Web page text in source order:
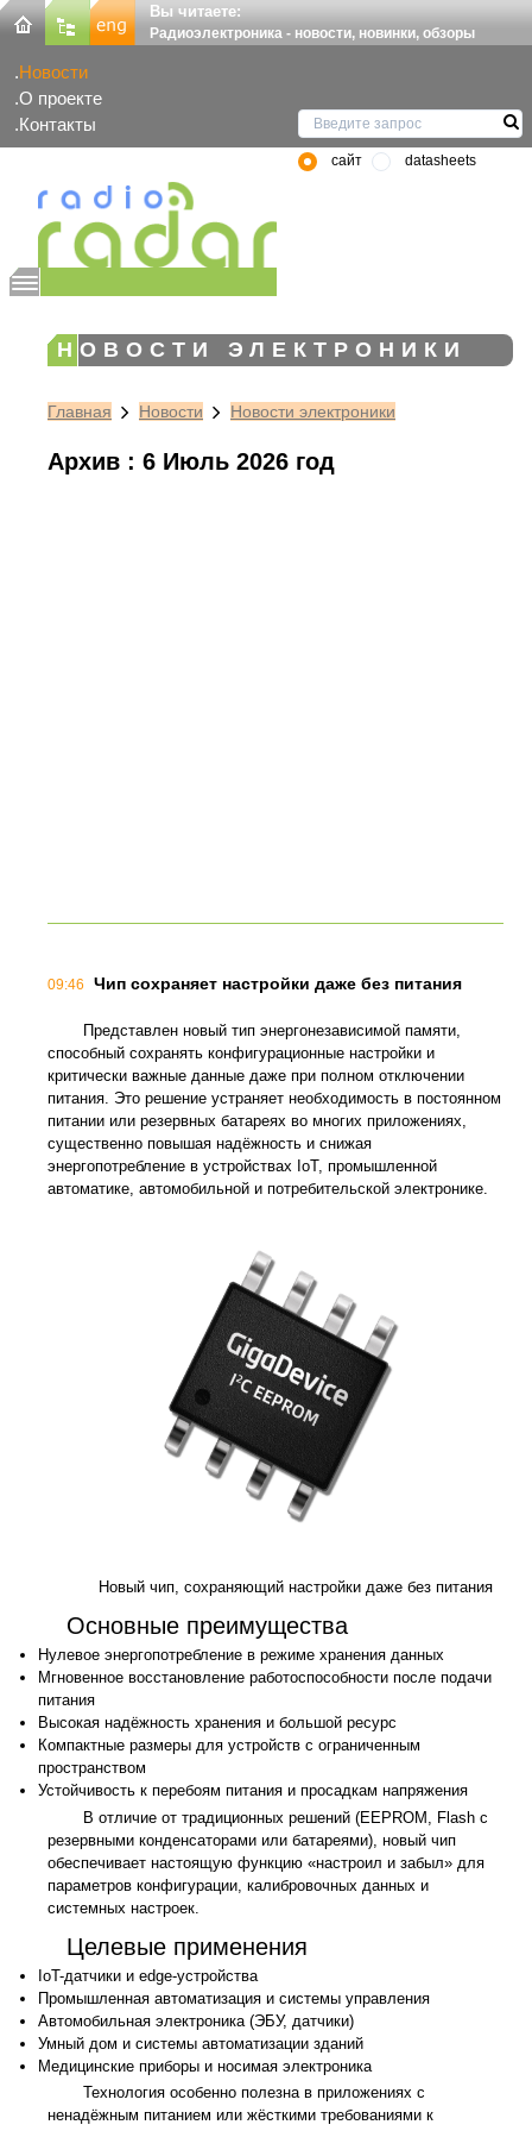
Вы читаете:
Радиоэлектроника - новости, новинки, обзоры
Новости
О проекте
Контакты
сайт datasheets
НОВОСТИ ЭЛЕКТРОНИКИ
Главная Новости Новости электроники
Архив : 6 Июль 2026 год
09:46 Чип сохраняет настройки даже без питания
Представлен новый тип энергонезависимой памяти,
способный сохранять конфигурационные настройки и
критически важные данные даже при полном отключении
питания. Это решение устраняет необходимость в постоянном
питании или резервных батареях во многих приложениях,
существенно повышая надёжность и снижая
энергопотребление в устройствах IoT, промышленной
автоматике, автомобильной и потребительской электронике.
Новый чип, сохраняющий настройки даже без питания
Основные преимущества
Нулевое энергопотребление в режиме хранения данных
Мгновенное восстановление работоспособности после подачи
питания
Высокая надёжность хранения и большой ресурс
Компактные размеры для устройств с ограниченным
пространством
Устойчивость к перебоям питания и просадкам напряжения
В отличие от традиционных решений (EEPROM, Flash с
резервными конденсаторами или батареями), новый чип
обеспечивает настоящую функцию «настроил и забыл» для
параметров конфигурации, калибровочных данных и
системных настроек.
Целевые применения
IoT-датчики и edge-устройства
Промышленная автоматизация и системы управления
Автомобильная электроника (ЭБУ, датчики)
Умный дом и системы автоматизации зданий
Медицинские приборы и носимая электроника
Технология особенно полезна в приложениях с
ненадёжным питанием или жёсткими требованиями к